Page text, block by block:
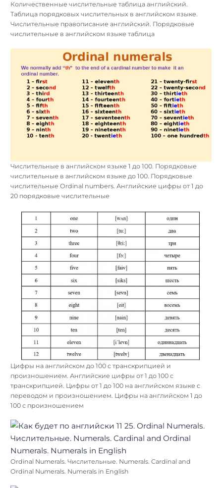
Количественные числительные таблица английский.
Таблица порядковых числительных в английском языке.
Числительные правописание английский. Порядковые
числительные в английском языке таблица
Числительные в английском языке 1 до 100. Порядковые
числительные в английском языке до 100. Порядковые
числительные Ordinal numbers. Английские цифры от 1 до
20 порядковые числительные
Цифры на английском до 100 с транскрипцией и
произношением. Английские цифры от 1 до 100 с
транскрипцией. Цифры от 1 до 100 на английском языке с
переводом и произношением. Цифры на английском 1 до
100 с произношением
Ordinal Numerals. Числительные. Numerals. Cardinal and
Ordinal Numerals. Numerals in English